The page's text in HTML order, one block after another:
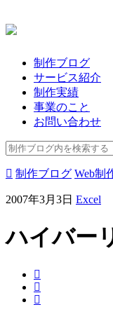
制作ブログ
サービス紹介
制作実績
事業のこと
お問い合わせ
制作ブログ Web制
2007年3月3日 Excel
ハイバー